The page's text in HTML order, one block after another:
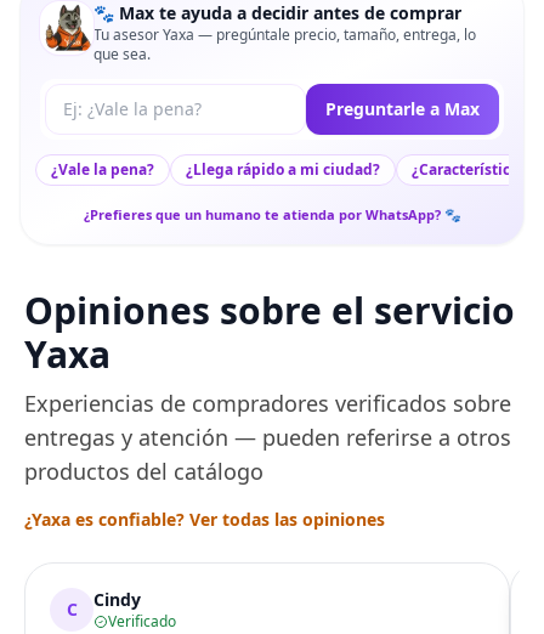
🐾 Max te ayuda a decidir antes de comprar
Tu asesor Yaxa — pregúntale precio, tamaño, entrega, lo
que sea.
Tu pregunta a Max Preguntarle a Max
¿Vale la pena? ¿Llega rápido a mi ciudad? ¿Características
¿Prefieres que un humano te atienda por WhatsApp? 🐾
Opiniones sobre el servicio
Yaxa
Experiencias de compradores verificados sobre
entregas y atención — pueden referirse a otros
productos del catálogo
¿Yaxa es confiable? Ver todas las opiniones
C Cindy
Verificado